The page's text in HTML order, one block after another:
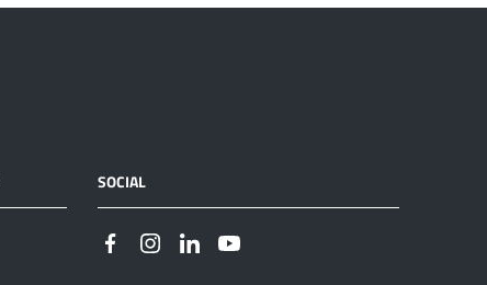
SOCIAL